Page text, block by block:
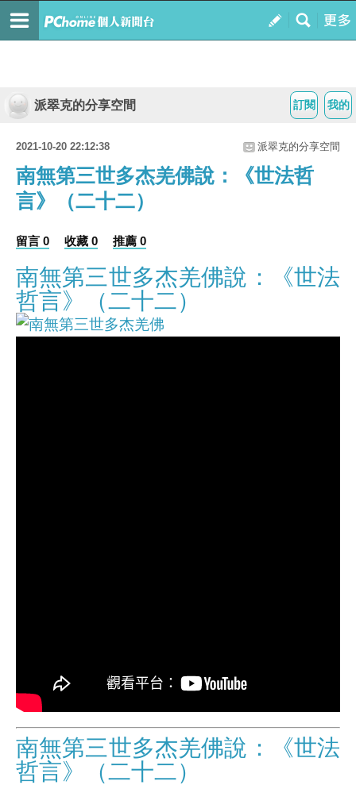
我的
訂閱
派翠克的分享空間
2021-10-20 22:12:38 派翠克的分享空間
南無第三世多杰羌佛說：《世法哲
言》（二十二）
留言 0 收藏 0 推薦 0
南無第三世多杰羌佛說：《世法
哲言》（二十二）
南無第三世多杰羌佛說：《世法
哲言》（二十二）